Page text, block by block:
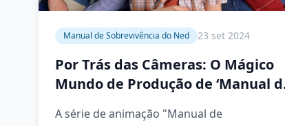
Manual de Sobrevivência do Ned 23 set 2024
Por Trás das Câmeras: O Mágico
Mundo de Produção de ‘Manual
A série de animação "Manual de